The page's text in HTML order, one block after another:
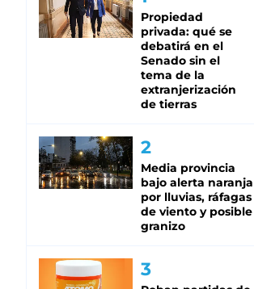
Propiedad
privada: qué se
debatirá en el
Senado sin el
tema de la
extranjerización
de tierras
Media provincia
bajo alerta naranja
por lluvias, ráfagas
de viento y posible
granizo